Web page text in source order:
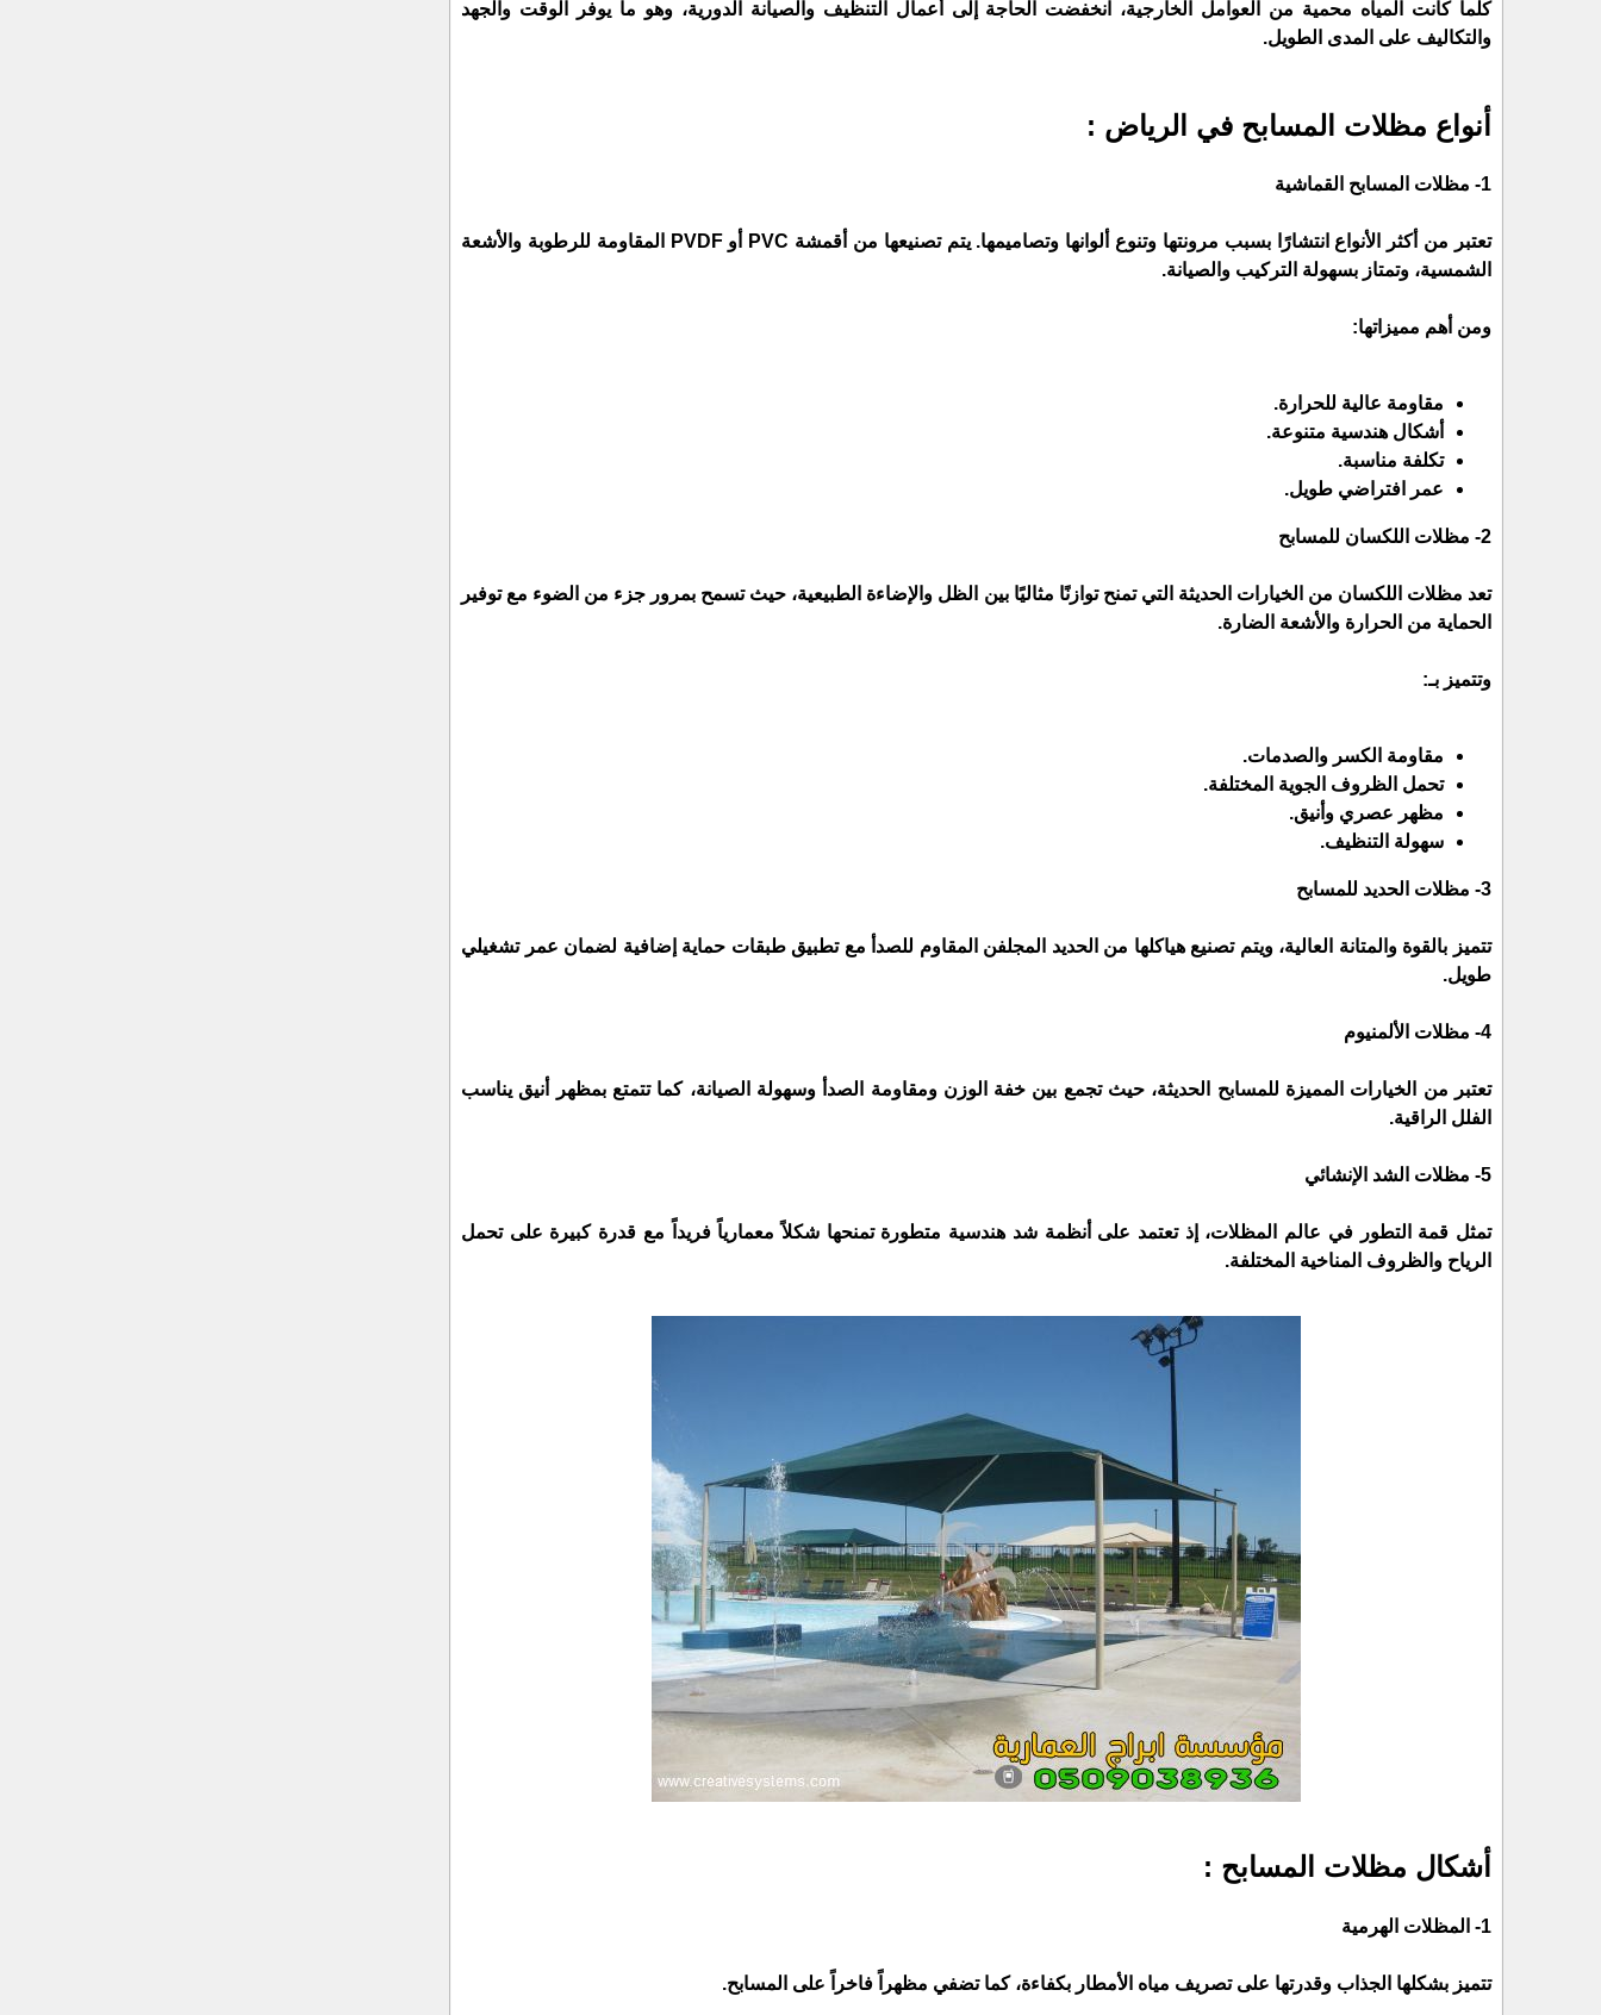
كلما كانت المياه محمية من العوامل الخارجية، انخفضت الحاجة إلى أعمال التنظيف والصيانة الدورية، وهو ما يوفر الوقت والجهد
والتكاليف على المدى الطويل.
أنواع مظلات المسابح في الرياض :
1- مظلات المسابح القماشية
تعتبر من أكثر الأنواع انتشارًا بسبب مرونتها وتنوع ألوانها وتصاميمها. يتم تصنيعها من أقمشة PVC أو PVDF المقاومة للرطوبة والأشعة
الشمسية، وتمتاز بسهولة التركيب والصيانة.
ومن أهم مميزاتها:
مقاومة عالية للحرارة.
أشكال هندسية متنوعة.
تكلفة مناسبة.
عمر افتراضي طويل.
2- مظلات اللكسان للمسابح
تعد مظلات اللكسان من الخيارات الحديثة التي تمنح توازنًا مثاليًا بين الظل والإضاءة الطبيعية، حيث تسمح بمرور جزء من الضوء مع توفير
الحماية من الحرارة والأشعة الضارة.
وتتميز بـ:
مقاومة الكسر والصدمات.
تحمل الظروف الجوية المختلفة.
مظهر عصري وأنيق.
سهولة التنظيف.
3- مظلات الحديد للمسابح
تتميز بالقوة والمتانة العالية، ويتم تصنيع هياكلها من الحديد المجلفن المقاوم للصدأ مع تطبيق طبقات حماية إضافية لضمان عمر تشغيلي
طويل.
4- مظلات الألمنيوم
تعتبر من الخيارات المميزة للمسابح الحديثة، حيث تجمع بين خفة الوزن ومقاومة الصدأ وسهولة الصيانة، كما تتمتع بمظهر أنيق يناسب
الفلل الراقية.
5- مظلات الشد الإنشائي
تمثل قمة التطور في عالم المظلات، إذ تعتمد على أنظمة شد هندسية متطورة تمنحها شكلاً معمارياً فريداً مع قدرة كبيرة على تحمل
الرياح والظروف المناخية المختلفة.
أشكال مظلات المسابح :
1- المظلات الهرمية
تتميز بشكلها الجذاب وقدرتها على تصريف مياه الأمطار بكفاءة، كما تضفي مظهراً فاخراً على المسابح.